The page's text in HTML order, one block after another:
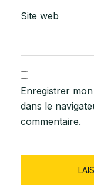
Site web
Enregistrer
dans le
commentaire.